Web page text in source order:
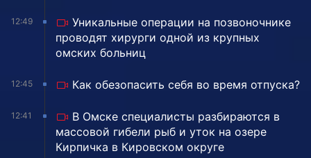
12:49
Уникальные операции на позвоночнике
проводят хирурги одной из крупных
омских больниц
12:45 Как обезопасить себя во время отпуска?
12:41
В Омске специалисты разбираются в
массовой гибели рыб и уток на озере
Кирпичка в Кировском округе